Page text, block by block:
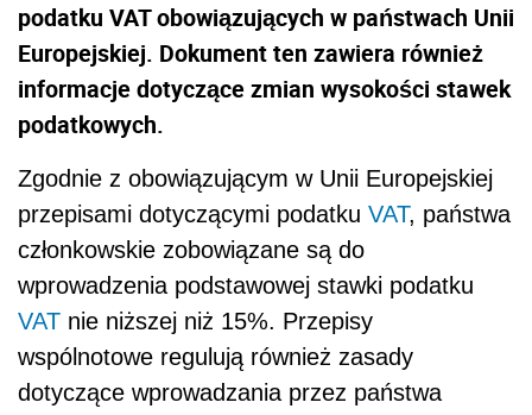
podatku VAT obowiązujących w państwach Unii
Europejskiej. Dokument ten zawiera również
informacje dotyczące zmian wysokości stawek
podatkowych.
Zgodnie z obowiązującym w Unii Europejskiej
przepisami dotyczącymi podatku VAT, państwa
członkowskie zobowiązane są do
wprowadzenia podstawowej stawki podatku
VAT nie niższej niż 15%. Przepisy
wspólnotowe regulują również zasady
dotyczące wprowadzania przez państwa